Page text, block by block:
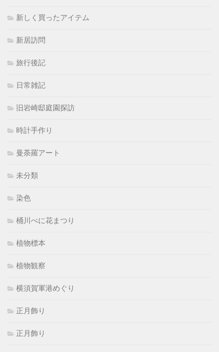
新しく買ったアイテム
新居訪問
旅行後記
日常雑記
旧岩崎邸庭園探訪
時計手作り
曼荼羅アート
未分類
染色
桶川べに花まつり
植物標本
植物観察
横須賀軍港めぐり
正月飾り
正月飾り